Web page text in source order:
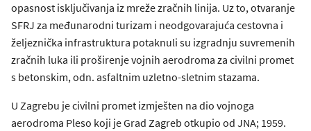
opasnost isključivanja iz mreže zračnih linija. Uz to, otvaranje
SFRJ za međunarodni turizam i neodgovarajuća cestovna i
željeznička infrastruktura potaknuli su izgradnju suvremenih
zračnih luka ili proširenje vojnih aerodroma za civilni promet
s betonskim, odn. asfaltnim uzletno-sletnim stazama.
U Zagrebu je civilni promet izmješten na dio vojnoga
aerodroma Pleso koji je Grad Zagreb otkupio od JNA; 1959.